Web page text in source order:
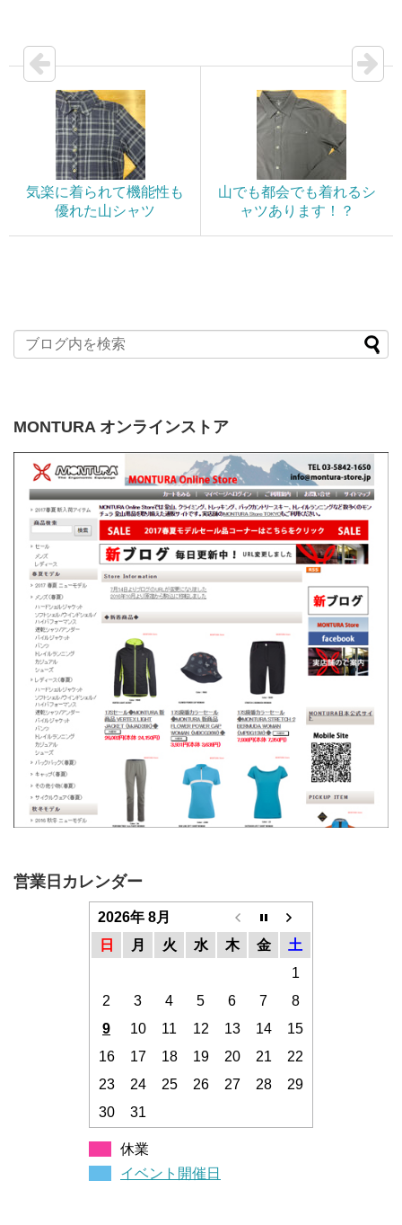
気楽に着られて機能性も
優れた山シャツ
山でも都会でも着れるシ
ャツあります！？
MONTURA オンラインストア
営業日カレンダー
2026年 8月
日
月 火 水 木 金
土
1
2
3 4 5 6 7
8
9
10 11 12 13 14
15
16
17 18 19 20 21
22
23
24 25 26 27 28
29
30
31
休業
イベント開催日